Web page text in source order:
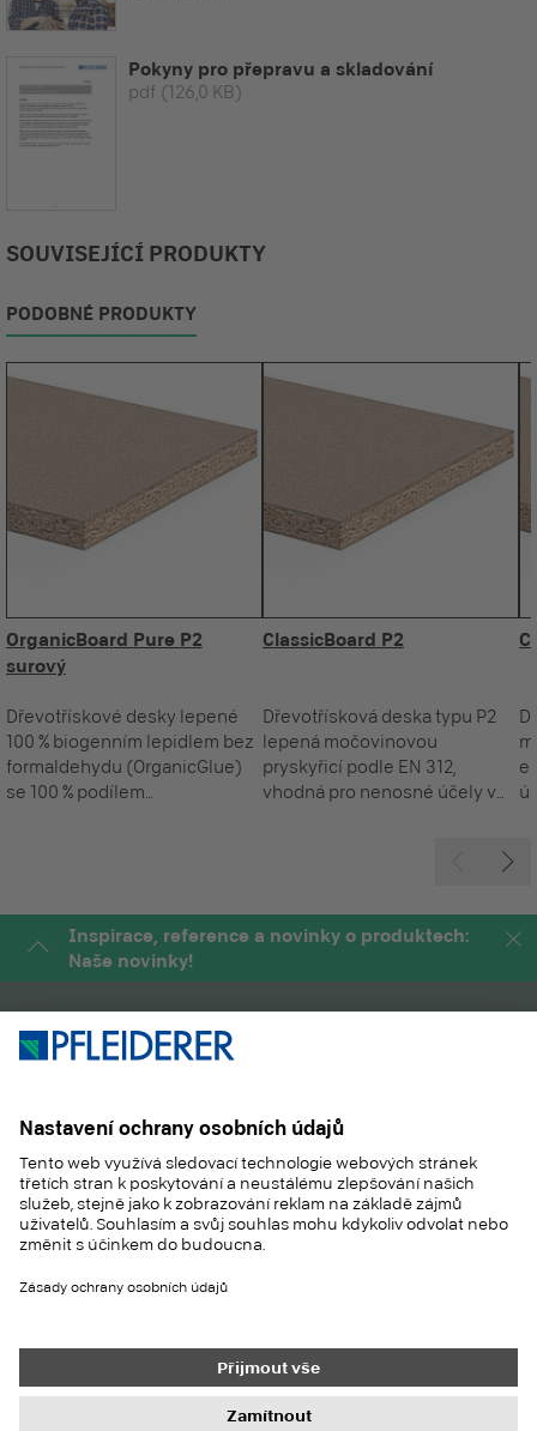
Pokyny pro přepravu a skladování
pdf (126,0 KB)
SOUVISEJÍCÍ PRODUKTY
PODOBNÉ PRODUKTY
OrganicBoard Pure P2
surový
Dřevotřískové desky lepené
100 % biogenním lepidlem bez
formaldehydu (OrganicGlue)
se 100 % podílem
ClassicBoard P2
Dřevotřísková deska typu P2
lepená močovinovou
pryskyřicí podle EN 312,
vhodná pro nenosné účely v
Inspirace, reference a novinky o produktech:
Naše novinky!
PRODUKTY
APLIKACE
SUSTAINABILITY
MAGAZÍN
SLUŽBY
KONTAKT
Kontakt Nákup Tiráž Nastavení ochrany dat
Ochrana dat
Všeobecné obchodní podmínky